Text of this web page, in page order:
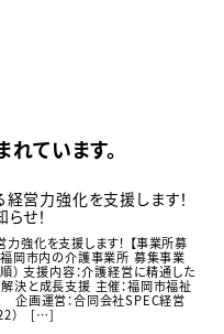
ています。
営力強化を支援します！
せ！
強化を支援します！ 【事業所募
福岡市内の介護事業所 募集事業
） 支援内容：介護経営に精通した
決と成長支援 主催：福岡市福祉
画運営：合同会社SPEC経営
） […]